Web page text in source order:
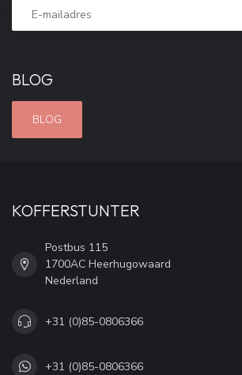
BLOG
BLOG
KOFFERSTUNTER
Postbus 115
1700AC Heerhugowaard
Nederland
+31 (0)85-0806366
+31 (0)85-0806366